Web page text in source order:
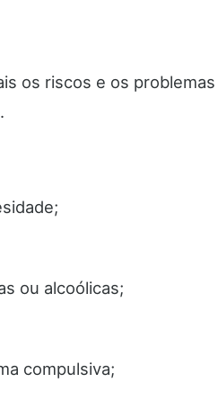
os riscos e os problemas
ou alcoólicas;
compulsiva;